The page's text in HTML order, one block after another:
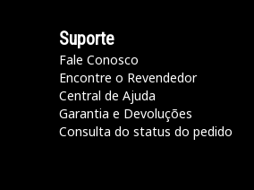
Suporte
Fale Conosco
Encontre o Revendedor
Central de Ajuda
Garantia e Devoluções
Consulta do status do pedido